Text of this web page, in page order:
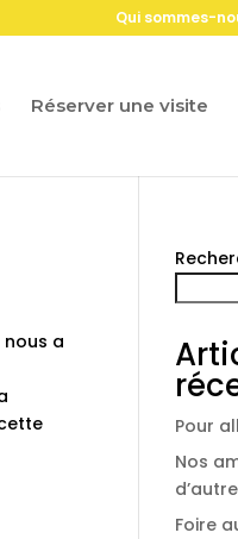
Qui sommes-
Réserver une visite
a
Pour
Nos
Foire